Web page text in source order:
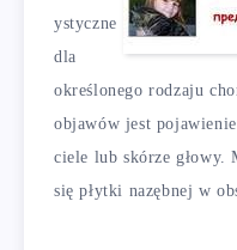
ystyczne
dla
określonego rodzaju
objawów jest
ciele lub skórze głowy.
się płytki nazębnej w